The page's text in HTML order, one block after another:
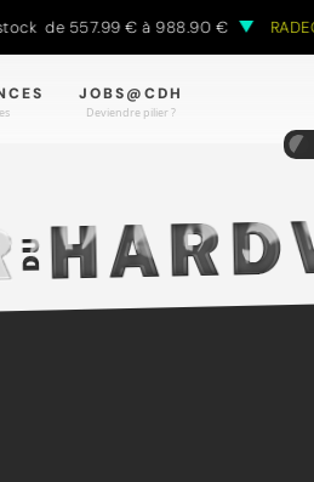
557.99 € à 988.90 € RADEON
JOBS@CDH
Deviendre pilier ?